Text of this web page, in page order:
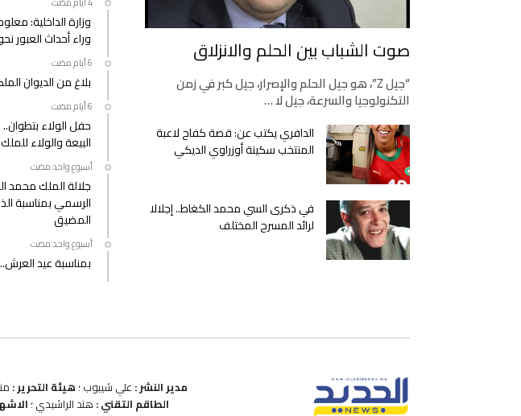
صوت الشباب بين الحلم والانزلاق
“جيل Z”، هو جيل الحلم والإصرار، جيل كبر في زمن
التكنولوجيا والسرعة، جيل لا …
الدافري يكتب عن: قصة كفاح لاعبة
المنتخب سكينة أوزراوي الديكي
في ذكرى السي محمد الكغاط.. إجلالا
لرائد المسرح المختلف
وزارة الداخلية:
وراء أحداث العبور
بلاغ من الديوان
حفل الولاء
البيعة والولاء
‫‫‫‏‫أسبوع واحد مضت‬
جلالة الملك محمد
المضيق
‫‫‫‏‫أسبوع واحد مضت‬
بمناسبة عيد العرش..
مدير النشر : علي شيبوب ؛ هيئة التحرير :
الطاقم التقني : هند الراشيدي ؛